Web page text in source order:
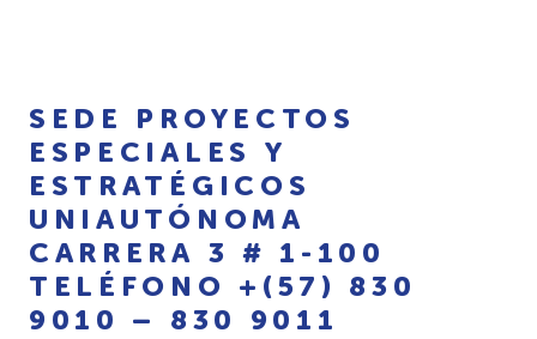
SEDE PROYECTOS
ESPECIALES Y
ESTRATÉGICOS
UNIAUTÓNOMA
CARRERA 3 # 1-100
TELÉFONO +(57) 830
9010 – 830 9011